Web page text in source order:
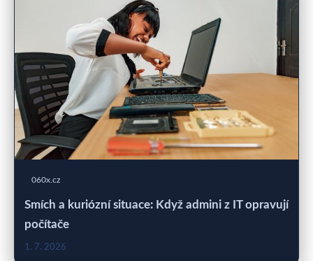
060x.cz
Smích a kuriózní situace: Když admini z IT opravují
počítače
1. 7. 2026